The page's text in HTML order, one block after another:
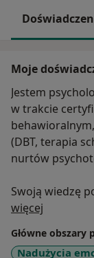
Moje
Jestem
w trakcie
(DBT, terapia
nurtów
Swoją wiedzę
(magister
zakresu
podyplomowe:
więcej
Główne obszary
Nadużycia